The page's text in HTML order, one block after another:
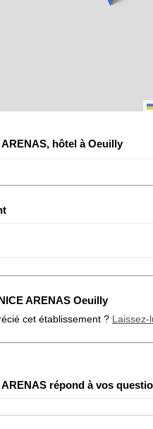
hôtel à Oeuilly
ARENAS Oeuilly
cet établissement ? Laissez-
répond à vos